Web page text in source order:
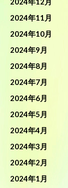
2024年11月
2024年10月
2024年9月
2024年8月
2024年7月
2024年6月
2024年5月
2024年4月
2024年3月
2024年2月
2024年1月